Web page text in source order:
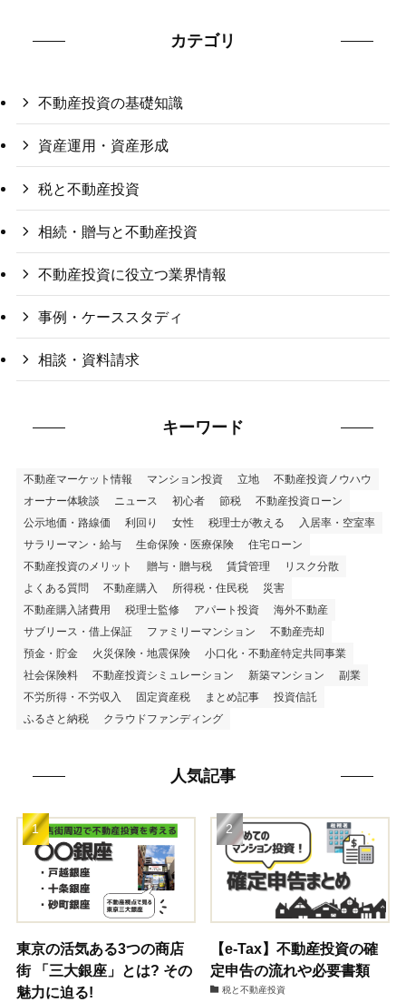
カテゴリ
不動産投資の基礎知識
資産運用・資産形成
税と不動産投資
相続・贈与と不動産投資
不動産投資に役立つ業界情報
事例・ケーススタディ
相談・資料請求
キーワード
不動産マーケット情報 マンション投資 立地
不動産投資ノウハウ
オーナー体験談
ニュース 初心者 節税
不動産投資ローン
公示地価・路線価
利回り 女性 税理士が教える
入居率・空室率
サラリーマン・給与
生命保険・医療保険
住宅ローン
不動産投資のメリット
贈与・贈与税 賃貸管理
リスク分散
よくある質問
不動産購入 所得税・住民税
災害
不動産購入諸費用
税理士監修 アパート投資
海外不動産
サブリース・借上保証
ファミリーマンション
不動産売却
預金・貯金
火災保険・地震保険
小口化・不動産特定共同事業
社会保険料
不動産投資シミュレーション 新築マンション
副業
不労所得・不労収入
固定資産税 まとめ記事
投資信託
ふるさと納税
クラウドファンディング
人気記事
東京の活気ある3つの商店
街 「三大銀座」とは? その
魅力に迫る!
【e-Tax】不動産投資の確
定申告の流れや必要書類
税と不動産投資